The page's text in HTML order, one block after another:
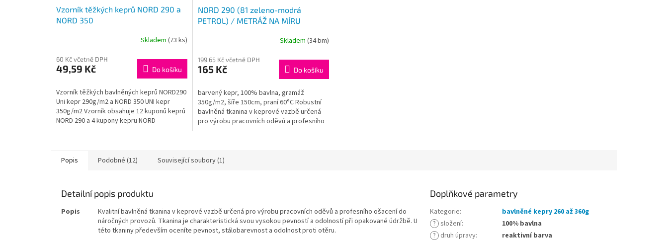
R
A
Vzorník těžkých keprů NORD 290 a
NORD 350
Skladem (73 ks)
60 Kč včetně DPH
49,59 Kč Do košíku
Vzorník těžkých bavlněných keprů NORD290
Uni kepr 290g/m2 a NORD 350 UNI kepr
350g/m2 Vzorník obsahuje 12 kuponů keprů
NORD 290 a 4 kupony kepru NORD
NORD 290 (81 zeleno-modrá
PETROL) / METRÁŽ NA MÍRU
Skladem (34 bm)
199,65 Kč včetně DPH
165 Kč Do košíku
barvený kepr, 100% bavlna, gramáž
350g/m2, šíře 150cm, praní 60°C Robustní
bavlněná tkanina v keprové vazbě určená
pro výrobu pracovních oděvů a profesního
Popis Podobné (12) Související soubory (1)
Detailní popis produktu
Popis
Kvalitní bavlněná tkanina v keprové vazbě určená pro výrobu pracovních oděvů a profesního ošacení do
náročných provozů. Tkanina je charakteristická svou vysokou pevností a odolností při opakované údržbě. U
této tkaniny především oceníte pevnost, stálobarevnost a odolnost proti otěru.
Doplňkové parametry
Kategorie:
bavlněné kepry 260 až 360g
? složení:
100% bavlna
? druh úpravy:
reaktivní barva